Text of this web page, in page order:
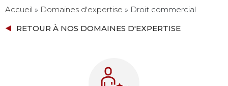
Accueil » Domaines d'expertise » Droit commercial
RETOUR À NOS DOMAINES D'EXPERTISE